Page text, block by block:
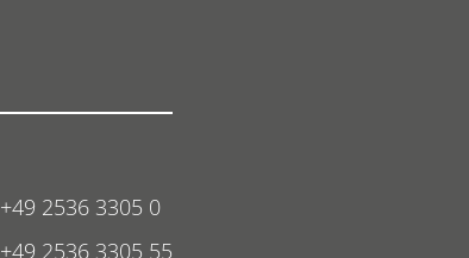
+49 2536 3305 0
+49 2536 3305 55